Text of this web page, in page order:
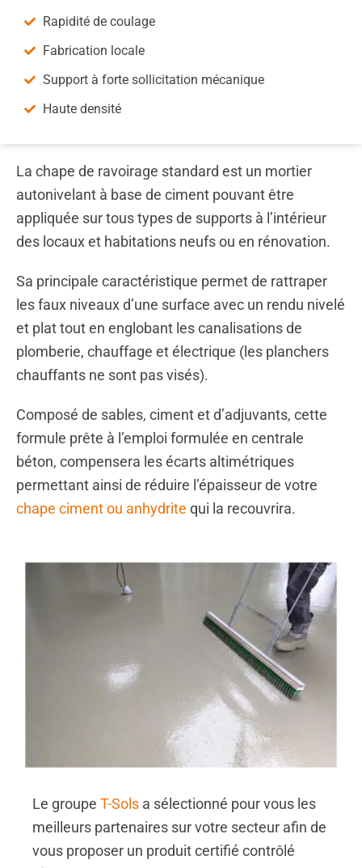
Rapidité de coulage
Fabrication locale
Support à forte sollicitation mécanique
Haute densité
La chape de ravoirage standard est un mortier
autonivelant à base de ciment pouvant être
appliquée sur tous types de supports à l’intérieur
des locaux et habitations neufs ou en rénovation.
Sa principale caractéristique permet de rattraper
les faux niveaux d’une surface avec un rendu nivelé
et plat tout en englobant les canalisations de
plomberie, chauffage et électrique (les planchers
chauffants ne sont pas visés).
Composé de sables, ciment et d’adjuvants, cette
formule prête à l’emploi formulée en centrale
béton, compensera les écarts altimétriques
permettant ainsi de réduire l’épaisseur de votre
chape ciment ou anhydrite qui la recouvrira.
Le groupe T-Sols a sélectionné pour vous les
meilleurs partenaires sur votre secteur afin de
vous proposer un produit certifié contrôlé